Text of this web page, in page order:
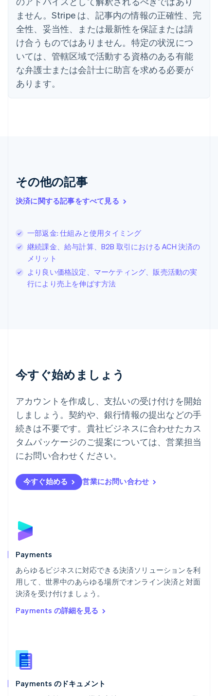
ません。Stripe は、記事内の情報の正確性、完
全性、妥当性、または最新性を保証または請
け合うものではありません。特定の状況につ
いては、管轄区域で活動する資格のある有能
な弁護士または会計士に助言を求める必要が
あります。
その他の記事
決済に関する記事をすべて見る
一部返金: 仕組みと使用タイミング
継続課金、給与計算、B2B 取引における ACH 決済の
メリット
より良い価格設定、マーケティング、販売活動の実
行により売上を伸ばす方法
今すぐ始めましょう
アカウントを作成し、支払いの受け付けを開始
しましょう。契約や、銀行情報の提出などの手
続きは不要です。貴社ビジネスに合わせたカス
タムパッケージのご提案については、営業担当
にお問い合わせください。
今すぐ始める 営業にお問い合わせ
Payments
あらゆるビジネスに対応できる決済ソリューションを利
用して、世界中のあらゆる場所でオンライン決済と対面
決済を受け付けましょう。
Payments の詳細を見る
Payments のドキュメント
インド
English
エストニア
English
オーストラリア
English
オーストリア
オランダ
NederlandsEnglish
EnglishItaliano
ジブラルタル
English
シンガポール
スイス
DeutschFrançaisItalianoEnglish
スウェーデン
Svenska English
スペイン
EspañolEnglish
スロバキア
English
Deutsch English
ニュージーランド
English
ノルウェー
ハンガリー
English
EnglishSvenska
ブラジル
ブルガリア
English
Nederlands
English
ポルトガル
PortuguêsEnglish
English
Español
ラトビア
リトアニア